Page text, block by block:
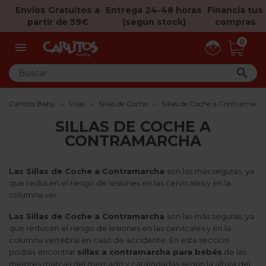
Envíos Gratuitos a
partir de 59€
Entrega 24-48 horas
(según stock)
Financia tus
compras
 0

Carlitos Baby Viaje Sillas de Coche Sillas de Coche a
SILLAS DE COCHE A
CONTRAMARCHA
Las Sillas de Coche a Contramarcha son las más seguras, ya
que reducen el riesgo de lesiones en las cervicales y en la
columna ver...
Las Sillas de Coche a Contramarcha son las más seguras, ya
que reducen el riesgo de lesiones en las cervicales y en la
columna vertebral en caso de accidente. En esta sección
podrás encontrar sillas a contramarcha para bebés de las
mejores marcas del mercado y catalogadas según la altura del